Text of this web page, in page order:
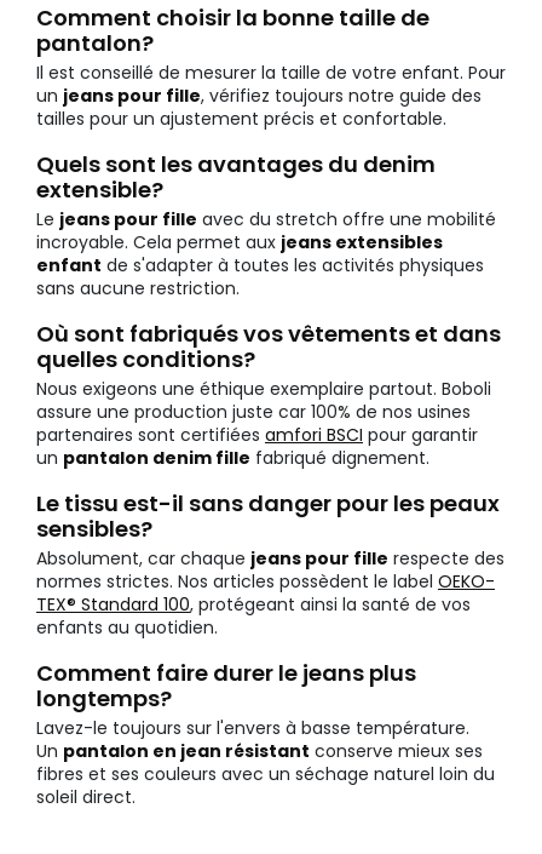
Comment choisir la bonne taille de
pantalon?
Il est conseillé de mesurer la taille de votre enfant. Pour
un jeans pour fille, vérifiez toujours notre guide des
tailles pour un ajustement précis et confortable.
Quels sont les avantages du denim
extensible?
Le jeans pour fille avec du stretch offre une mobilité
incroyable. Cela permet aux jeans extensibles
enfant de s'adapter à toutes les activités physiques
sans aucune restriction.
Où sont fabriqués vos vêtements et dans
quelles conditions?
Nous exigeons une éthique exemplaire partout. Boboli
assure une production juste car 100% de nos usines
partenaires sont certifiées amfori BSCI pour garantir
un pantalon denim fille fabriqué dignement.
Le tissu est-il sans danger pour les peaux
sensibles?
Absolument, car chaque jeans pour fille respecte des
normes strictes. Nos articles possèdent le label OEKO-
TEX® Standard 100, protégeant ainsi la santé de vos
enfants au quotidien.
Comment faire durer le jeans plus
longtemps?
Lavez-le toujours sur l'envers à basse température.
Un pantalon en jean résistant conserve mieux ses
fibres et ses couleurs avec un séchage naturel loin du
soleil direct.